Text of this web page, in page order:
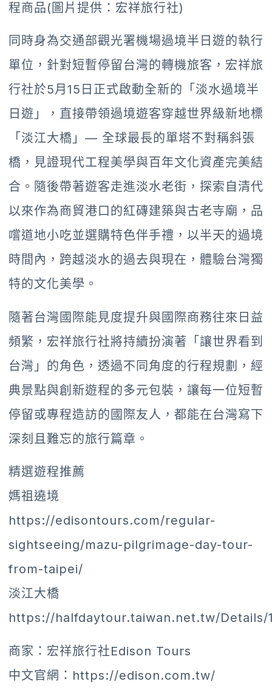
程商品(圖片提供：宏祥旅行社)
同時身為交通部觀光署機場過境半日遊的執行
單位，針對短暫停留台灣的轉機旅客，宏祥旅
行社於5月15日正式啟動全新的「淡水過境半
日遊」，直接帶領過境遊客穿越世界級新地標
「淡江大橋」— 全球最長的單塔不對稱斜張
橋，見證現代工程美學與百年文化資產完美結
合。隨後帶著遊客走進淡水老街，探索自清代
以來作為商貿港口的紅磚建築與古老寺廟，品
嚐道地小吃並選購特色伴手禮，以半天的過境
時間內，跨越淡水的過去與現在，體驗台灣獨
特的文化美學。
隨著台灣國際能見度提升與國際商務往來日益
頻繁，宏祥旅行社將持續扮演著「讓世界看到
台灣」的角色，透過不同角度的行程規劃，經
典景點與創新遊程的多元包裝，讓每一位短暫
停留或專程造訪的國際友人，都能在台灣寫下
深刻且難忘的旅行篇章。
精選遊程推薦
媽祖遶境
https://edisontours.com/regular-
sightseeing/mazu-pilgrimage-day-tour-
from-taipei/
淡江大橋
https://halfdaytour.taiwan.net.tw/Details/
商家：宏祥旅行社Edison Tours
中文官網：https://edison.com.tw/